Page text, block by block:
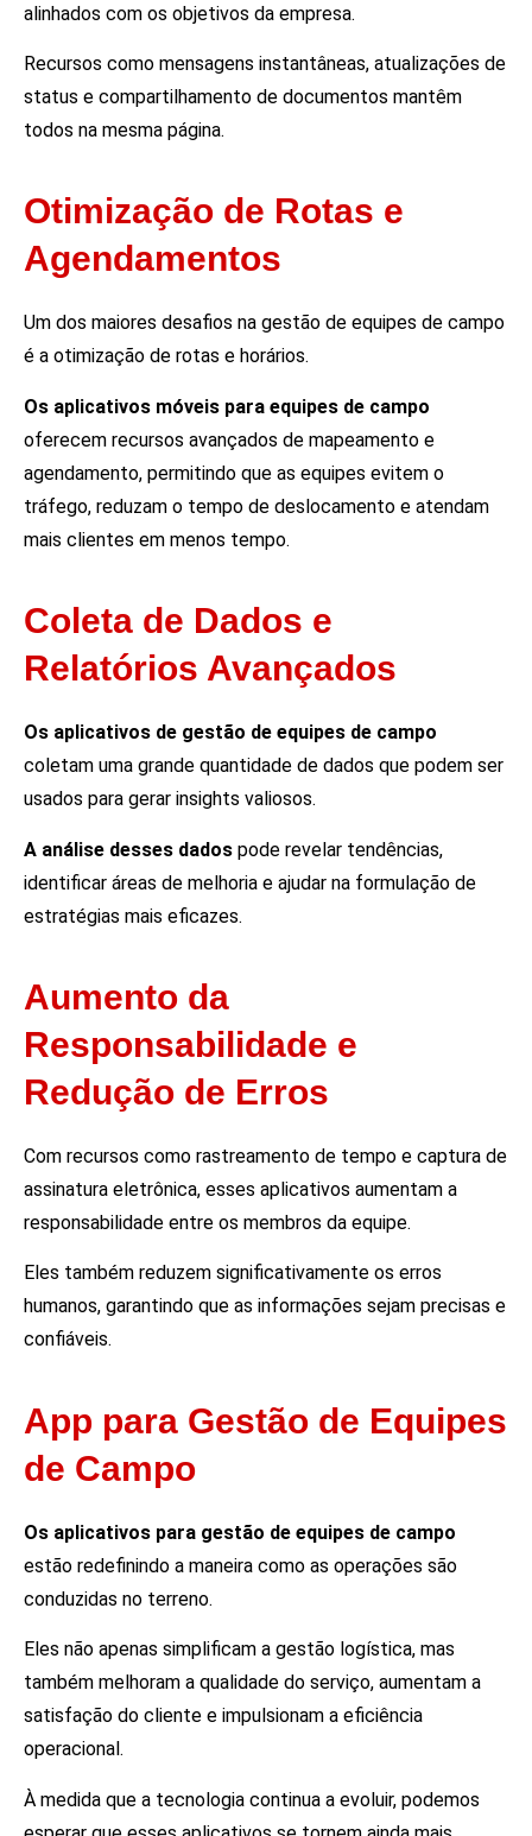
alinhados com os objetivos da empresa.
Recursos como mensagens instantâneas, atualizações de
status e compartilhamento de documentos mantêm
todos na mesma página.
Otimização de Rotas e
Agendamentos
Um dos maiores desafios na gestão de equipes de campo
é a otimização de rotas e horários.
Os aplicativos móveis para equipes de campo
oferecem recursos avançados de mapeamento e
agendamento, permitindo que as equipes evitem o
tráfego, reduzam o tempo de deslocamento e atendam
mais clientes em menos tempo.
Coleta de Dados e
Relatórios Avançados
Os aplicativos de gestão de equipes de campo
coletam uma grande quantidade de dados que podem ser
usados para gerar insights valiosos.
A análise desses dados pode revelar tendências,
identificar áreas de melhoria e ajudar na formulação de
estratégias mais eficazes.
Aumento da
Responsabilidade e
Redução de Erros
Com recursos como rastreamento de tempo e captura de
assinatura eletrônica, esses aplicativos aumentam a
responsabilidade entre os membros da equipe.
Eles também reduzem significativamente os erros
humanos, garantindo que as informações sejam precisas e
confiáveis.
App para Gestão de Equipes
de Campo
Os aplicativos para gestão de equipes de campo
estão redefinindo a maneira como as operações são
conduzidas no terreno.
Eles não apenas simplificam a gestão logística, mas
também melhoram a qualidade do serviço, aumentam a
satisfação do cliente e impulsionam a eficiência
operacional.
À medida que a tecnologia continua a evoluir, podemos